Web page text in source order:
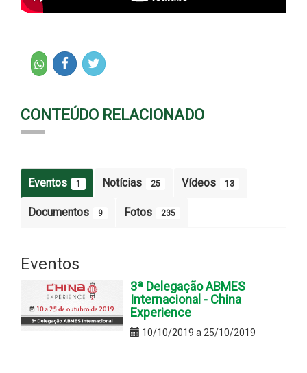
CONTEÚDO RELACIONADO
Eventos 1 Notícias 25 Vídeos 13
Documentos 9 Fotos 235
Eventos
3ª Delegação ABMES
Internacional - China
Experience
10/10/2019 a 25/10/2019